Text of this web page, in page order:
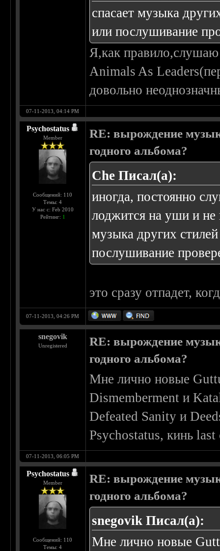
спасает музыка
или послушивание
Я,как правило,слушаю
Animals As
довольно
07-11-2013, 04:14 PM
Psychostatus
Member
Сообщений: 110
Темы: 4
У нас с: Feb 2010
Рейтинг: 1
RE: вырождение
годного альбома?
Che Писал(а):
иногда, постоянно
лоджится на уши и не
музыка других
послушивание
это сразу отпадет,
07-11-2013, 04:26 PM
snegovik
Unregistered
RE: вырождение
годного альбома?
Мне лично новые
Dismemberment и
Defeated Sanity и
Psychostatus, кинь last
07-11-2013, 06:05 PM
Psychostatus
Member
Сообщений: 110
Темы: 4
RE: вырождение
годного альбома?
snegovik Писал(а):
Мне лично новые